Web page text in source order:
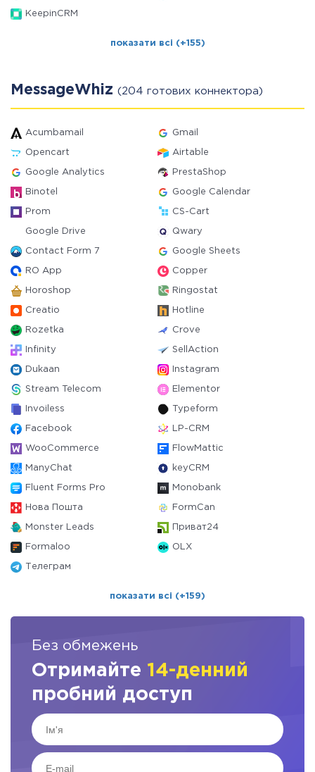
KeepinCRM
показати всі (+155)
MessageWhiz (204 готових коннектора)
Acumbamail Gmail
Opencart Airtable
Google Analytics PrestaShop
Binotel Google Calendar
Prom CS-Cart
Google Drive Qwary
Contact Form 7 Google Sheets
RO App Copper
Horoshop Ringostat
Creatio Hotline
Rozetka Crove
Infinity SellAction
Dukaan Instagram
Stream Telecom Elementor
Invoiless Typeform
Facebook LP-CRM
WooCommerce FlowMattic
ManyChat keyCRM
Fluent Forms Pro Monobank
Нова Пошта FormCan
Monster Leads Приват24
Formaloo OLX
Телеграм
показати всі (+159)
Без обмежень
Отримайте 14-денний
пробний доступ